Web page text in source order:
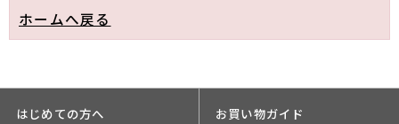
ホームへ戻る
はじめての方へ お買い物ガイド